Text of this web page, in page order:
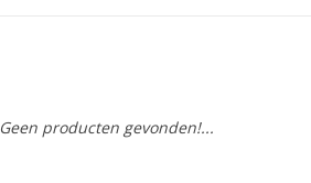
Geen producten gevonden!...